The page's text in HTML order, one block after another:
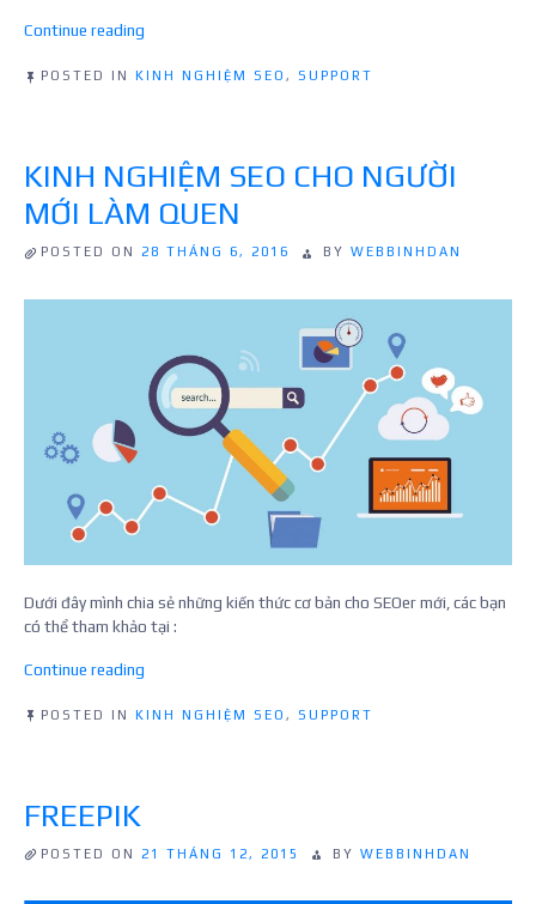
Continue reading
SEO
khóa
nhiều
website”
POSTED IN KINH NGHIỆM SEO , SUPPORT
KINH NGHIỆM SEO CHO NGƯỜI
MỚI LÀM QUEN
POSTED ON 28 THÁNG 6, 2016 BY WEBBINHDAN
Dưới đây mình chia sẻ những kiến thức cơ bản cho SEOer mới, các bạn
có thể tham khảo tại :
Continue reading
SEO
POSTED IN KINH NGHIỆM SEO , SUPPORT
FREEPIK
POSTED ON 21 THÁNG 12, 2015 BY WEBBINHDAN